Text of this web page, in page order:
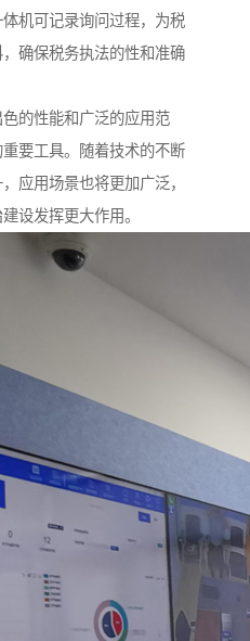
机可记录询问过程，为税
确保税务执法的性和准确
的性能和广泛的应用范
要工具。随着技术的不断
应用场景也将更加广泛，
设发挥更大作用。​